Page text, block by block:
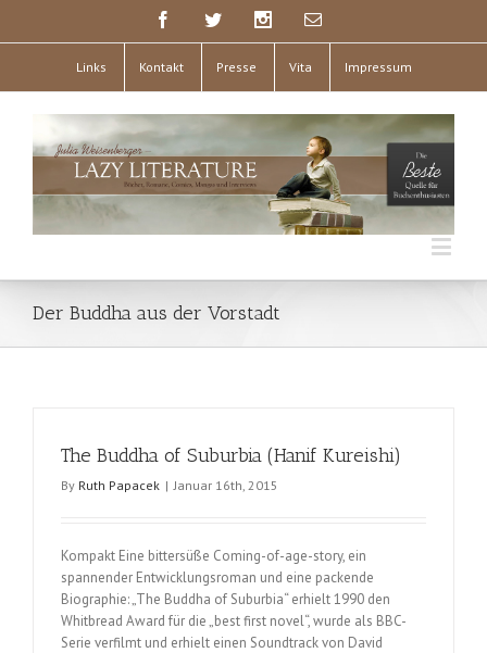
Links Kontakt Presse Vita Impressum
Der Buddha aus der Vorstadt
The Buddha of Suburbia (Hanif Kureishi)
By Ruth Papacek | Januar 16th, 2015
Kompakt Eine bittersüße Coming-of-age-story, ein
spannender Entwicklungsroman und eine packende
Biographie: „The Buddha of Suburbia“ erhielt 1990 den
Whitbread Award für die „best first novel“, wurde als BBC-
Serie verfilmt und erhielt einen Soundtrack von David